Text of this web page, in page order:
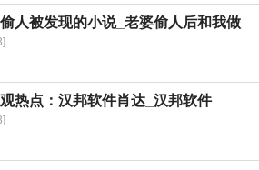
人被发现的小说_老婆偷人后和我做
热点：汉邦软件肖达_汉邦软件